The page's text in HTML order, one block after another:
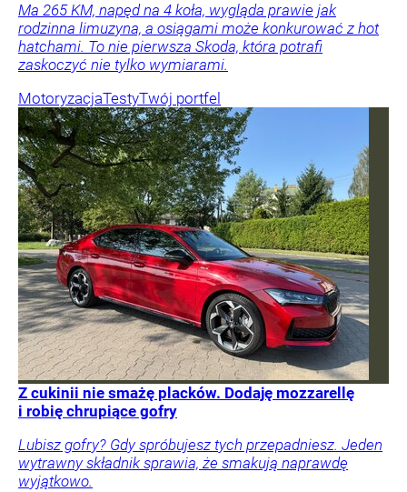
Ma 265 KM, napęd na 4 koła, wygląda prawie jak
rodzinna limuzyna, a osiągami może konkurować z hot
hatchami. To nie pierwsza Skoda, która potrafi
zaskoczyć nie tylko wymiarami.
MotoryzacjaTestyTwój portfel
Z cukinii nie smażę placków. Dodaję mozzarellę
i robię chrupiące gofry
Lubisz gofry? Gdy spróbujesz tych przepadniesz. Jeden
wytrawny składnik sprawia, że smakują naprawdę
wyjątkowo.